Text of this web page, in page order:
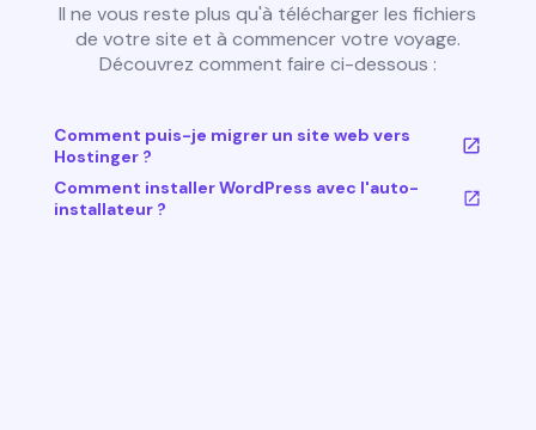
Il ne vous reste plus qu'à télécharger les fichiers
de votre site et à commencer votre voyage.
Découvrez comment faire ci-dessous :
Comment puis-je migrer un site web vers
Hostinger ?
Comment installer WordPress avec l'auto-
installateur ?